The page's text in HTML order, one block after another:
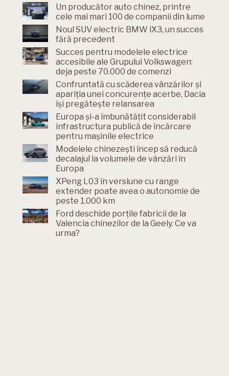
Un producător auto chinez, printre
cele mai mari 100 de companii din lume
Noul SUV electric BMW iX3, un succes
fără precedent
Succes pentru modelele electrice
accesibile ale Grupului Volkswagen:
deja peste 70.000 de comenzi
Confruntată cu scăderea vânzărilor și
apariția unei concurențe acerbe, Dacia
își pregătește relansarea
Europa și-a îmbunătățit considerabil
infrastructura publică de încărcare
pentru mașinile electrice
Modelele chinezești încep să reducă
decalajul la volumele de vânzări în
Europa
XPeng L03 în versiune cu range
extender poate avea o autonomie de
peste 1.000 km
Ford deschide porțile fabricii de la
Valencia chinezilor de la Geely. Ce va
urma?